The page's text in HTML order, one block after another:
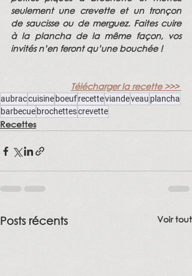
seulement une crevette et un tronçon
de saucisse ou de merguez. Faites cuire
à la plancha de la même façon, vos
invités n’en feront qu’une bouchée !
Télécharger la recette >>>
aubraccuisine boeufrecetteviandeveau plancha
barbecue brochettescrevette
Recettes
Posts récents Voir tout